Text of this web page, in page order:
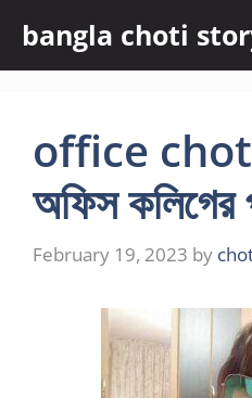
content
bangla choti
office
অফিস কলিগের
February 19, 2023 by